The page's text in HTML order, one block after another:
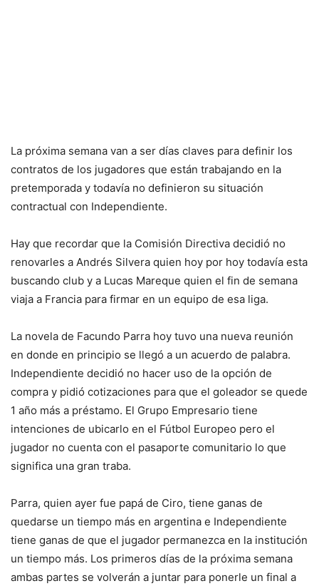
La próxima semana van a ser días claves para definir los
contratos de los jugadores que están trabajando en la
pretemporada y todavía no definieron su situación
contractual con Independiente.
Hay que recordar que la Comisión Directiva decidió no
renovarles a Andrés Silvera quien hoy por hoy todavía esta
buscando club y a Lucas Mareque quien el fin de semana
viaja a Francia para firmar en un equipo de esa liga.
La novela de Facundo Parra hoy tuvo una nueva reunión
en donde en principio se llegó a un acuerdo de palabra.
Independiente decidió no hacer uso de la opción de
compra y pidió cotizaciones para que el goleador se quede
1 año más a préstamo. El Grupo Empresario tiene
intenciones de ubicarlo en el Fútbol Europeo pero el
jugador no cuenta con el pasaporte comunitario lo que
significa una gran traba.
Parra, quien ayer fue papá de Ciro, tiene ganas de
quedarse un tiempo más en argentina e Independiente
tiene ganas de que el jugador permanezca en la institución
un tiempo más. Los primeros días de la próxima semana
ambas partes se volverán a juntar para ponerle un final a